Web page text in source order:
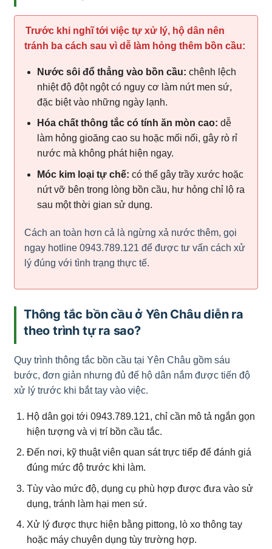
Trước khi nghĩ tới việc tự xử lý, hộ dân nên
tránh ba cách sau vì dễ làm hỏng thêm bồn cầu:
Nước sôi đổ thẳng vào bồn cầu: chênh lệch
nhiệt độ đột ngột có nguy cơ làm nứt men sứ,
đặc biệt vào những ngày lạnh.
Hóa chất thông tắc có tính ăn mòn cao: dễ
làm hỏng gioăng cao su hoặc mối nối, gây rò rỉ
nước mà không phát hiện ngay.
Móc kim loại tự chế: có thể gây trầy xước hoặc
nứt vỡ bên trong lòng bồn cầu, hư hỏng chỉ lộ ra
sau một thời gian sử dụng.
Cách an toàn hơn cả là ngừng xả nước thêm, gọi
ngay hotline 0943.789.121 để được tư vấn cách xử
lý đúng với tình trạng thực tế.
Thông tắc bồn cầu ở Yên Châu diễn ra
theo trình tự ra sao?
Quy trình thông tắc bồn cầu tại Yên Châu gồm sáu
bước, đơn giản nhưng đủ để hộ dân nắm được tiến độ
xử lý trước khi bắt tay vào việc.
Hộ dân gọi tới 0943.789.121, chỉ cần mô tả ngắn gọn
hiện tượng và vị trí bồn cầu tắc.
Đến nơi, kỹ thuật viên quan sát trực tiếp để đánh giá
đúng mức độ trước khi làm.
Tùy vào mức độ, dụng cụ phù hợp được đưa vào sử
dụng, tránh làm hại men sứ.
Xử lý được thực hiện bằng pittong, lò xo thông tay
hoặc máy chuyên dụng tùy trường hợp.